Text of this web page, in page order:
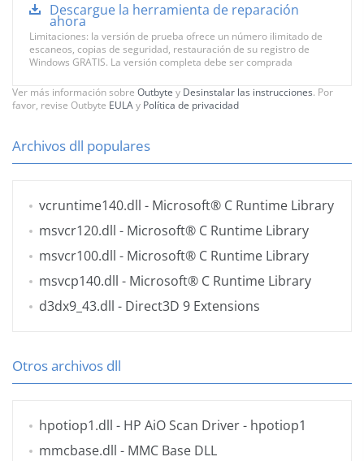
Descargue la herramienta de reparación
ahora
Limitaciones: la versión de prueba ofrece un número ilimitado de
escaneos, copias de seguridad, restauración de su registro de
Windows GRATIS. La versión completa debe ser comprada
Ver más información sobre Outbyte y Desinstalar las instrucciones. Por
favor, revise Outbyte EULAy Política de privacidad
Archivos dll populares
vcruntime140.dll - Microsoft® C Runtime Library
msvcr120.dll - Microsoft® C Runtime Library
msvcr100.dll - Microsoft® C Runtime Library
msvcp140.dll - Microsoft® C Runtime Library
d3dx9_43.dll - Direct3D 9 Extensions
Otros archivos dll
hpotiop1.dll - HP AiO Scan Driver - hpotiop1
mmcbase.dll - MMC Base DLL